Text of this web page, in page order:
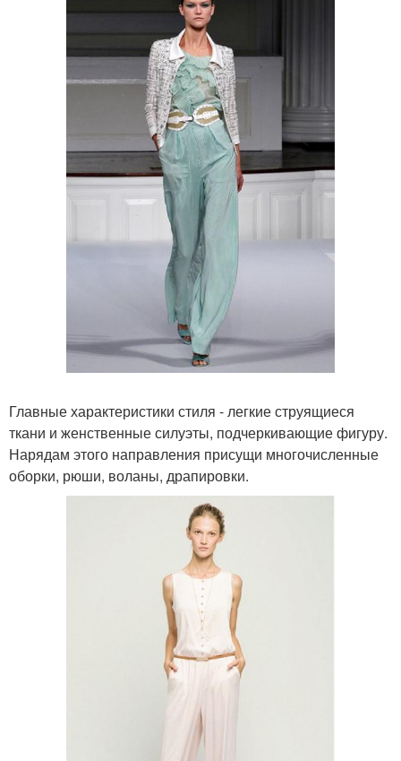
Главные характеристики стиля - легкие струящиеся
ткани и женственные силуэты, подчеркивающие фигуру.
Нарядам этого направления присущи многочисленные
оборки, рюши, воланы, драпировки.